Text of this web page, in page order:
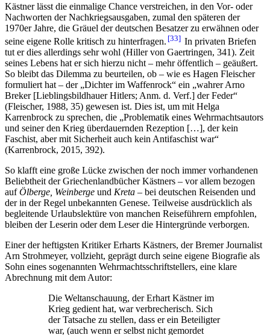
Kästner lässt die einmalige Chance verstreichen, in den Vor- oder
Nachworten der Nachkriegsausgaben, zumal den späteren der
1970er Jahre, die Gräuel der deutschen Besatzer zu erwähnen oder
seine eigene Rolle kritisch zu hinterfragen. 33
In privaten Briefen
tut er dies allerdings sehr wohl (Hiller von Gaertringen, 341). Zeit
seines Lebens hat er sich hierzu nicht – mehr öffentlich – geäußert.
So bleibt das Dilemma zu beurteilen, ob – wie es Hagen Fleischer
formuliert hat – der „Dichter im Waffenrock“ ein „wahrer Arno
Breker [Lieblingsbildhauer Hitlers; Anm. d. Verf.] der Feder“
(Fleischer, 1988, 35) gewesen ist. Dies ist, um mit Helga
Karrenbrock zu sprechen, die „Problematik eines Wehrmachtsautors
und seiner den Krieg überdauernden Rezeption […], der kein
Faschist, aber mit Sicherheit auch kein Antifaschist war“
(Karrenbrock, 2015, 392).
So klafft eine große Lücke zwischen der noch immer vorhandenen
Beliebtheit der Griechenlandbücher Kästners – vor allem bezogen
aufÖlberge, Weinberge und Kreta – bei deutschen Reisenden und
der in der Regel unbekannten Genese. Teilweise ausdrücklich als
begleitende Urlaubslektüre von manchen Reiseführern empfohlen,
bleiben der Leserin oder dem Leser die Hintergründe verborgen.
Einer der heftigsten Kritiker Erharts Kästners, der Bremer Journalist
Arn Strohmeyer, vollzieht, geprägt durch seine eigene Biografie als
Sohn eines sogenannten Wehrmachtsschriftstellers, eine klare
Abrechnung mit dem Autor:
Die Weltanschauung, der Erhart Kästner im
Krieg gedient hat, war verbrecherisch. Sich
der Tatsache zu stellen, dass er ein Beteiligter
war, (auch wenn er selbst nicht gemordet